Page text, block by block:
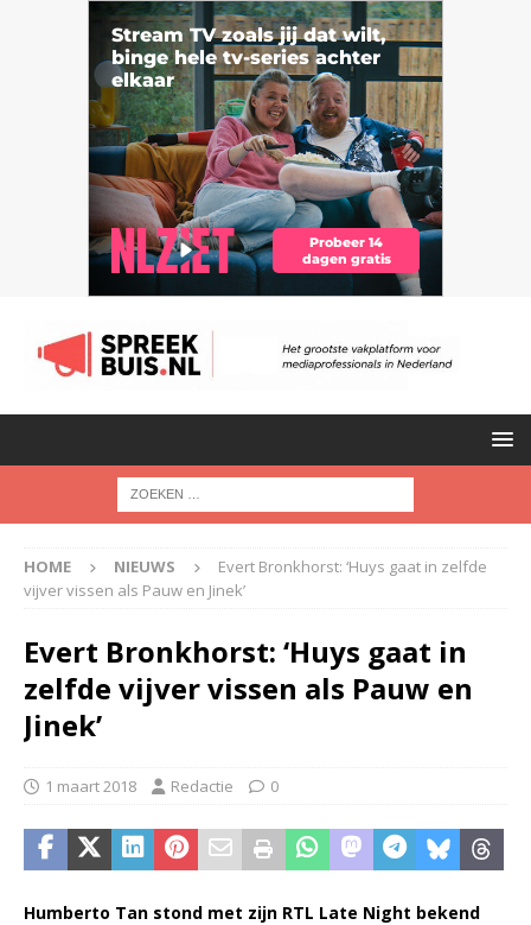
HOME NIEUWS
Evert Bronkhorst: ‘Huys gaat in zelfde
vijver vissen als Pauw en Jinek’
Evert Bronkhorst: ‘Huys gaat in
zelfde vijver vissen als Pauw en
Jinek’
1 maart 2018 Redactie 0
Humberto Tan stond met zijn RTL Late Night bekend